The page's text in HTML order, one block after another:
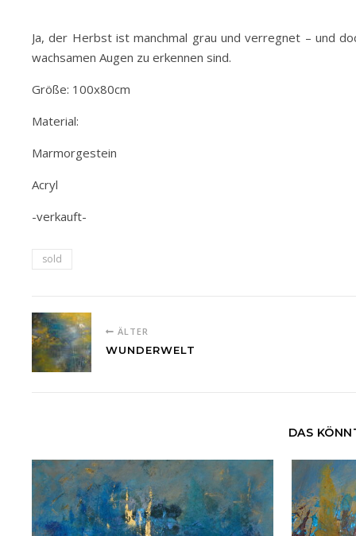
Ja, der Herbst ist manchmal grau und verregnet – und
wachsamen Augen zu erkennen sind.
Größe: 100x80cm
Material:
Marmorgestein
Acryl
-verkauft-
sold
ÄLTER
WUNDERWELT
DAS